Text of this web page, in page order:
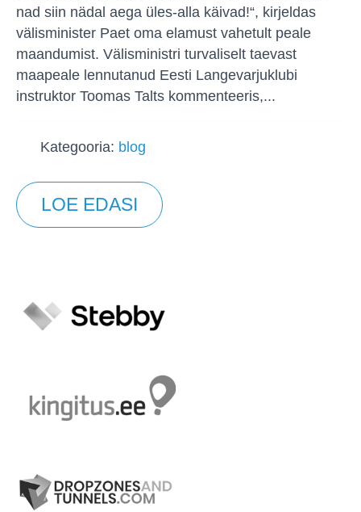
nad siin nädal aega üles-alla käivad!“, kirjeldas
välisminister Paet oma elamust vahetult peale
maandumist. Välisministri turvaliselt taevast
maapeale lennutanud Eesti Langevarjuklubi
instruktor Toomas Talts kommenteeris,...
Kategooria: blog
LOE EDASI